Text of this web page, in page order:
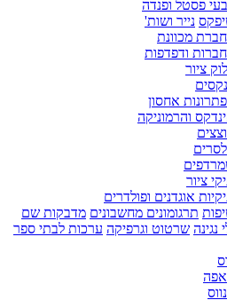
פסטל ופנדה
נייר ושות'
מכוונת
ודפדפות
ציור
אחסון
והרמוניקה
ציור
אוגדנים ופולדרים
תרגומונים מחשבונים מדבקות שם
נגינה שרטוט וגרפיקה ערכות לבתי ספר